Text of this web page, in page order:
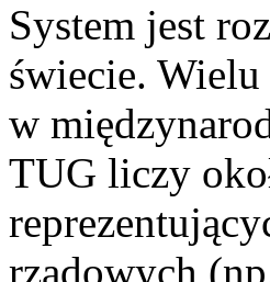
System jest
świecie.
w
TUG liczy
rządowych